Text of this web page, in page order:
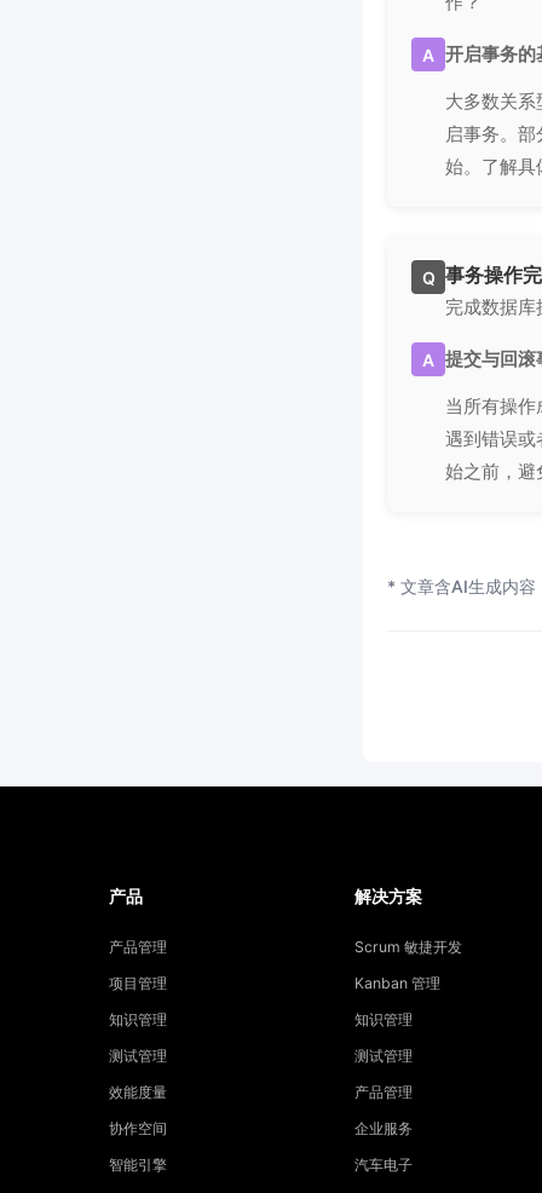
A 开启事务的
大多数关
启事务。
始。了解具
Q 事务操作
完成数据
A 提交与回滚
当所有操
遇到错误或
始之前，避
* 文章含AI生成内容
产品
产品管理
项目管理
知识管理
测试管理
效能度量
协作空间
智能引擎
解决方案
Scrum 敏捷开发
Kanban 管理
知识管理
测试管理
产品管理
企业服务
汽车电子